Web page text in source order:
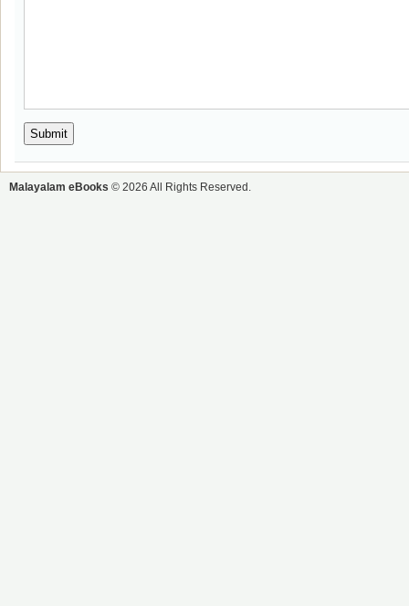
Malayalam eBooks © 2026 All Rights Reserved.